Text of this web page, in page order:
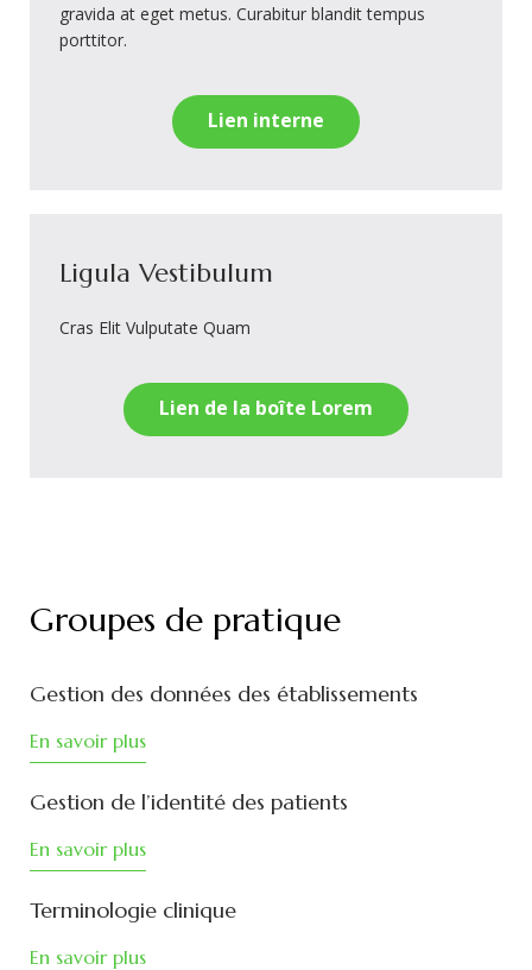
gravida at eget metus. Curabitur blandit tempus
porttitor.
Lien interne
Ligula Vestibulum
Cras Elit Vulputate Quam
Lien de la boîte Lorem
Groupes de pratique
Gestion des données des établissements
En savoir plus
Gestion de l’identité des patients
En savoir plus
Terminologie clinique
En savoir plus